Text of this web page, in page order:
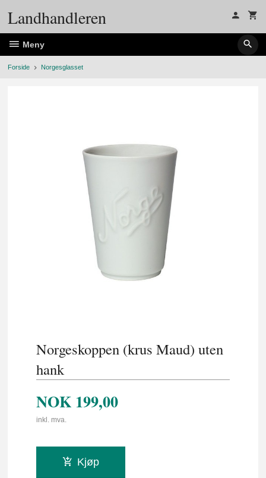
Landhandleren
Meny
Forside Norgesglasset
Norgeskoppen (krus Maud) uten
hank
NOK 199,00
inkl. mva.
Kjøp